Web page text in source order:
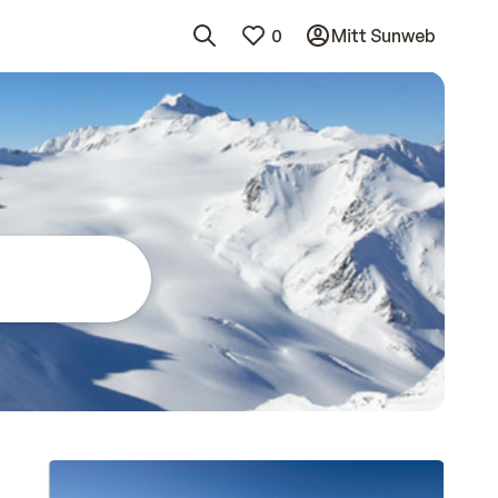
0 Mitt Sunweb